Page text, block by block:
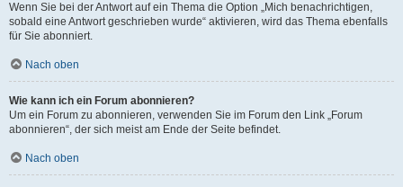
Wenn Sie bei der Antwort auf ein Thema die Option „Mich benachrichtigen,
sobald eine Antwort geschrieben wurde“ aktivieren, wird das Thema ebenfalls
für Sie abonniert.
Nach oben
Wie kann ich ein Forum abonnieren?
Um ein Forum zu abonnieren, verwenden Sie im Forum den Link „Forum
abonnieren“, der sich meist am Ende der Seite befindet.
Nach oben